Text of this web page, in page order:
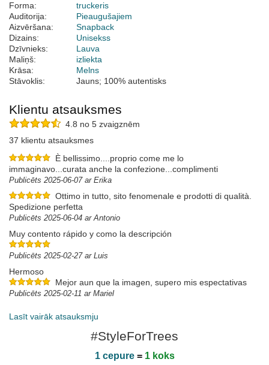
Forma:
truckeris
Auditorija:
Pieaugušajiem
Aizvēršana:
Snapback
Dizains:
Unisekss
Dzīvnieks:
Lauva
Maliņš:
izliekta
Krāsa:
Melns
Stāvoklis:
Jauns; 100% autentisks
Klientu atsauksmes
4.8 no 5 zvaigznēm
37 klientu atsauksmes
È bellissimo....proprio come me lo
immaginavo...curata anche la confezione...complimenti
Publicēts 2025-06-07 ar Erika
Ottimo in tutto, sito fenomenale e prodotti di qualità.
Spedizione perfetta
Publicēts 2025-06-04 ar Antonio
Muy contento rápido y como la descripción
Publicēts 2025-02-27 ar Luis
Hermoso
Mejor aun que la imagen, supero mis espectativas
Publicēts 2025-02-11 ar Mariel
Lasīt vairāk atsauksmju
#StyleForTrees
1 cepure= 1 koks